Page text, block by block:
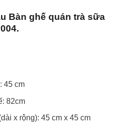
Bàn ghế quán trà sữa
45 cm
82cm
x rộng): 45 cm x 45 cm